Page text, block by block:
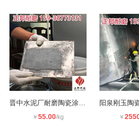
￥ 55.00/kg ￥